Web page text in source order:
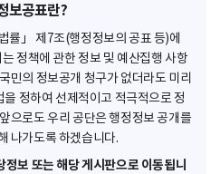
보공표란?
률」 제7조(행정정보의 공표 등)에
정책에 관한 정보 및 예산집행 사항
민의 정보공개 청구가 없더라도 미리
정하여 선제적이고 적극적으로 정
으로도 우리 공단은 행정정보 공개를
나가도록 하겠습니다.
보 또는 해당 게시판으로 이동됩니